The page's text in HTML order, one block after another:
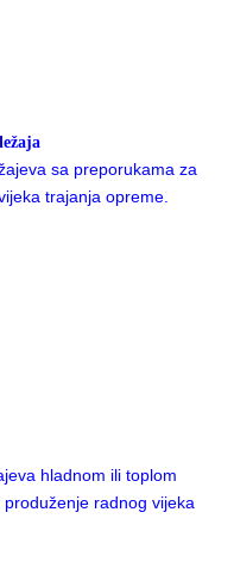
sa preporukama za
trajanja opreme.
hladnom ili toplom
radnog vijeka